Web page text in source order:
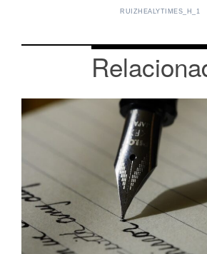
RUIZHEALYTIMES_H_1